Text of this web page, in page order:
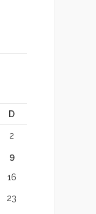
D
2
9
16
23